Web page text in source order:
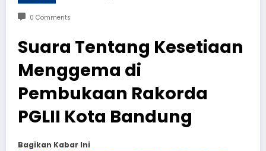
0 Comments
Suara Tentang Kesetiaan
Menggema di
Pembukaan Rakorda
PGLII Kota Bandung
Bagikan Kabar Ini